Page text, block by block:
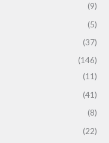
(9)
(5)
(37)
(146)
(11)
(41)
(8)
(22)